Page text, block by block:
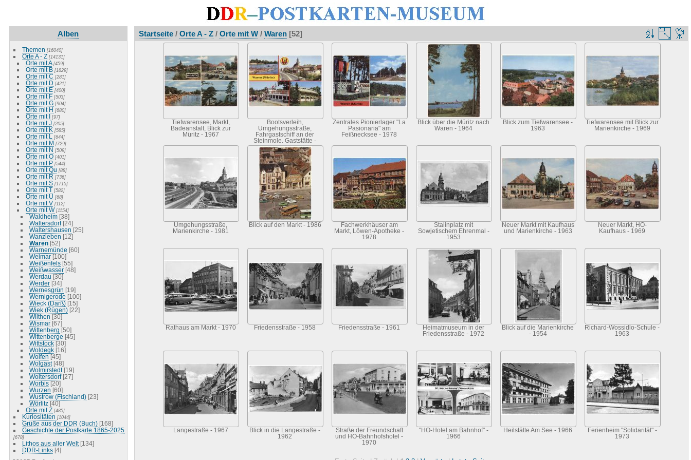
Alben
Themen [16040]
Orte A - Z [14131]
Orte mit A [459]
Orte mit B [1829]
Orte mit C [281]
Orte mit D [421]
Orte mit E [400]
Orte mit F [503]
Orte mit G [904]
Orte mit H [680]
Orte mit I [97]
Orte mit J [205]
Orte mit K [585]
Orte mit L [644]
Orte mit M [729]
Orte mit N [509]
Orte mit O [401]
Orte mit P [544]
Orte mit Qu [88]
Orte mit R [736]
Orte mit S [1715]
Orte mit T [582]
Orte mit U [68]
Orte mit V [112]
Orte mit W [1154]
Waldheim [38]
Waltersdorf [24]
Waltershausen [25]
Wanzleben [12]
Waren [52]
Warnemünde [60]
Weimar [100]
Weißenfels [55]
Weißwasser [48]
Werdau [30]
Werder [34]
Wernesgrün [19]
Wernigerode [100]
Wieck (Darß) [15]
Wiek (Rügen) [22]
Wilthen [30]
Wismar [67]
Wittenberg [50]
Wittenberge [45]
Wittstock [30]
Woldegk [16]
Wolfen [45]
Wolgast [48]
Wolmirstedt [19]
Woltersdorf [27]
Worbis [20]
Wurzen [60]
Wustrow (Fischland) [23]
Wörlitz [40]
Orte mit Z [485]
Kuriositäten [1044]
Grüße aus der DDR (Buch) [168]
Geschichte der Postkarte 1865-2025
[678]
Lithos aus aller Welt [134]
DDR-Links [4]
Startseite/ Orte A - Z/ Orte mit W/ Waren[52]
Tiefwarensee, Markt,
Badeanstalt, Blick zur
Müritz - 1967
Bootsverleih,
Umgehungsstraße,
Fahrgastschiff an der
Steinmole, Gaststätte -
1986
Zentrales Pionierlager "La
Pasionaria" am
Feißnecksee - 1978
Blick über die Müritz nach
Waren - 1964
Blick zum Tiefwarensee -
1963
Tiefwarensee mit Blick zur
Marienkirche - 1969
Umgehungsstraße,
Marienkirche - 1981
Blick auf den Markt - 1986
Fachwerkhäuser am
Markt, Löwen-Apotheke -
1978
Stalinplatz mit
Sowjetischem Ehrenmal -
1953
Neuer Markt mit Kaufhaus
und Marienkirche - 1963
Neuer Markt, HO-
Kaufhaus - 1969
Rathaus am Markt - 1970 Friedensstraße - 1958 Friedensstraße - 1961
Heimatmuseum in der
Friedensstraße - 1972
Blick auf die Marienkirche
- 1954
Richard-Wossidlo-Schule -
1963
Langestraße - 1967
Blick in die Langestraße -
1962
Straße der Freundschaft
und HO-Bahnhofshotel -
1970
"HO-Hotel am Bahnhof" -
1966
Heilstätte Am See - 1966
Ferienheim "Solidarität" -
1973